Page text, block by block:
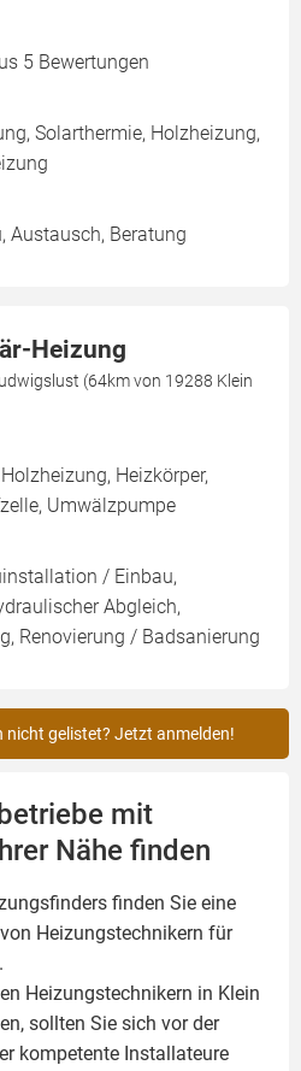
5 Bewertungen
Solarthermie, Holzheizung,
Austausch, Beratung
Heizung
(64km von 19288 Klein
Heizkörper,
Umwälzpumpe
/ Einbau,
Abgleich,
Renovierung / Badsanierung
nicht gelistet? Jetzt anmelden!
mit
Nähe finden
finden Sie eine
Heizungstechnikern für
Heizungstechnikern in Klein
sollten Sie sich vor der
kompetente Installateure